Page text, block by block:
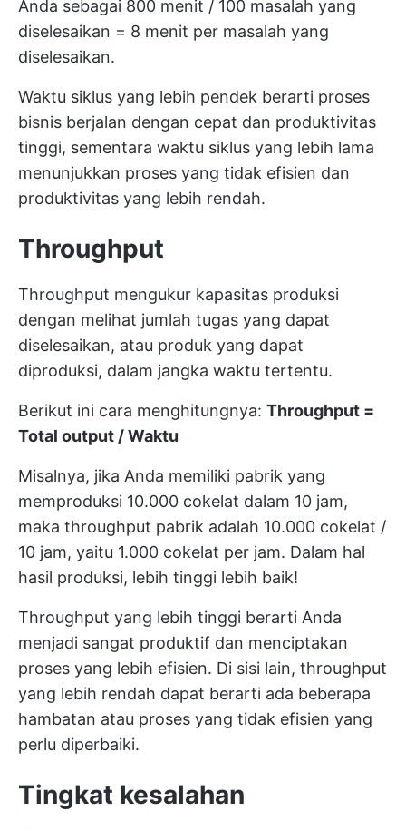
Anda sebagai 800 menit / 100 masalah yang
diselesaikan = 8 menit per masalah yang
diselesaikan.
Waktu siklus yang lebih pendek berarti proses
bisnis berjalan dengan cepat dan produktivitas
tinggi, sementara waktu siklus yang lebih lama
menunjukkan proses yang tidak efisien dan
produktivitas yang lebih rendah.
Throughput
Throughput mengukur kapasitas produksi
dengan melihat jumlah tugas yang dapat
diselesaikan, atau produk yang dapat
diproduksi, dalam jangka waktu tertentu.
Berikut ini cara menghitungnya: Throughput =
Total output / Waktu
Misalnya, jika Anda memiliki pabrik yang
memproduksi 10.000 cokelat dalam 10 jam,
maka throughput pabrik adalah 10.000 cokelat /
10 jam, yaitu 1.000 cokelat per jam. Dalam hal
hasil produksi, lebih tinggi lebih baik!
Throughput yang lebih tinggi berarti Anda
menjadi sangat produktif dan menciptakan
proses yang lebih efisien. Di sisi lain, throughput
yang lebih rendah dapat berarti ada beberapa
hambatan atau proses yang tidak efisien yang
perlu diperbaiki.
Tingkat kesalahan